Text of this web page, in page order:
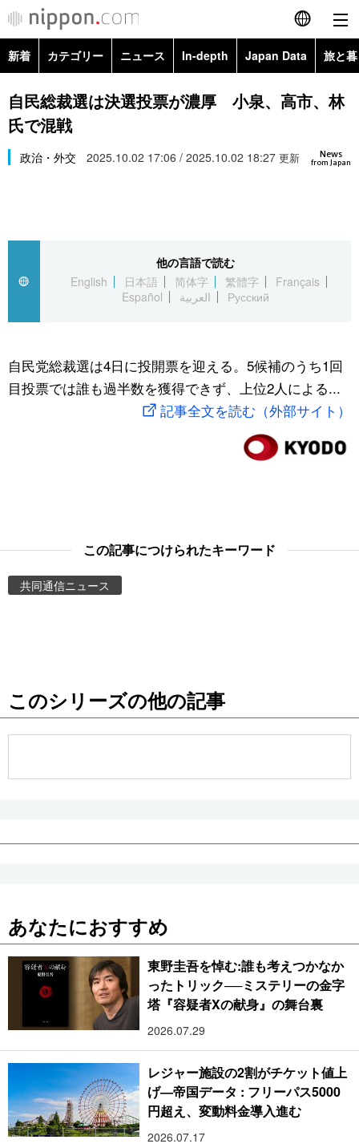
English
简体字
Русский
カテゴリー
経済・ビジネス
国際
文化
トップ
アーカイブ
In-depth
Japan Data
動画/Live
お知らせ
新着 カテゴリー ニュース In-depth Japan Data 旅と
政治・外交
経済・ビジネス
スポーツ・東京2020
Topics
自民総裁選は決選投票が濃厚 小泉、高市、林
氏で混戦
News
from Japan
政治・外交 2025.10.02 17:06 / 2025.10.02 18:27 更新
他の言語で読む
English
日本語 简体字 繁體字
Français
Español
العربية Русский
自民党総裁選は4日に投開票を迎える。5候補のうち1回
目投票では誰も過半数を獲得できず、上位2人による...
記事全文を読む（外部サイト）
この記事につけられたキーワード
共同通信ニュース
このシリーズの他の記事
あなたにおすすめ
東野圭吾を悼む:誰も考えつかなか
ったトリック──ミステリーの金字
塔『容疑者Xの献身』の舞台裏
2026.07.29
レジャー施設の2割がチケット値上
げ―帝国データ : フリーパス5000
円超え、変動料金導入進む
2026.07.17